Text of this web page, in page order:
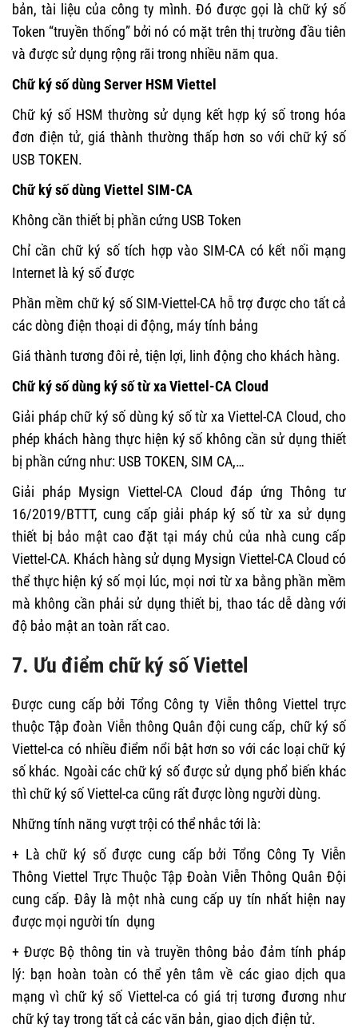
bản, tài liệu của công ty mình. Đó được gọi là chữ ký số
Token “truyền thống” bởi nó có mặt trên thị trường đầu tiên
và được sử dụng rộng rãi trong nhiều năm qua.
Chữ ký số dùng Server HSM Viettel
Chữ ký số HSM thường sử dụng kết hợp ký số trong hóa
đơn điện tử, giá thành thường thấp hơn so với chữ ký số
USB TOKEN.
Chữ ký số dùng Viettel SIM-CA
Không cần thiết bị phần cứng USB Token
Chỉ cần chữ ký số tích hợp vào SIM-CA có kết nối mạng
Internet là ký số được
Phần mềm chữ ký số SIM-Viettel-CA hỗ trợ được cho tất cả
các dòng điện thoại di động, máy tính bảng
Giá thành tương đôi rẻ, tiện lợi, linh động cho khách hàng.
Chữ ký số dùng ký số từ xa Viettel-CA Cloud
Giải pháp chữ ký số dùng ký số từ xa Viettel-CA Cloud, cho
phép khách hàng thực hiện ký số không cần sử dụng thiết
bị phần cứng như: USB TOKEN, SIM CA,…
Giải pháp Mysign Viettel-CA Cloud đáp ứng Thông tư
16/2019/BTTT, cung cấp giải pháp ký số từ xa sử dụng
thiết bị bảo mật cao đặt tại máy chủ của nhà cung cấp
Viettel-CA. Khách hàng sử dụng Mysign Viettel-CA Cloud có
thể thực hiện ký số mọi lúc, mọi nơi từ xa bằng phần mềm
mà không cần phải sử dụng thiết bị, thao tác dễ dàng với
độ bảo mật an toàn rất cao.
7. Ưu điểm chữ ký số Viettel
Được cung cấp bởi Tổng Công ty Viễn thông Viettel trực
thuộc Tập đoàn Viễn thông Quân đội cung cấp, chữ ký số
Viettel-ca có nhiều điểm nổi bật hơn so với các loại chữ ký
số khác. Ngoài các chữ ký số được sử dụng phổ biến khác
thì chữ ký số Viettel-ca cũng rất được lòng người dùng.
Những tính năng vượt trội có thể nhắc tới là:
+ Là chữ ký số được cung cấp bởi Tổng Công Ty Viễn
Thông Viettel Trực Thuộc Tập Đoàn Viễn Thông Quân Đội
cung cấp. Đây là một nhà cung cấp uy tín nhất hiện nay
được mọi người tín dụng
+ Được Bộ thông tin và truyền thông bảo đảm tính pháp
lý: bạn hoàn toàn có thể yên tâm về các giao dịch qua
mạng vì chữ ký số Viettel-ca có giá trị tương đương như
chữ ký tay trong tất cả các văn bản, giao dịch điện tử.